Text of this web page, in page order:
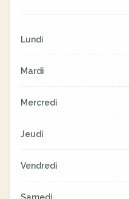
Lundi
Mardi
Mercredi
Jeudi
Vendredi